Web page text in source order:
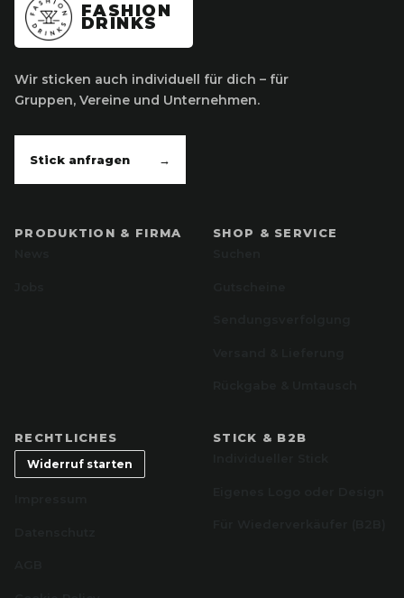
FASHION
DRINKS
Wir sticken auch individuell für dich – für
Gruppen, Vereine und Unternehmen.
Stick anfragen →
PRODUKTION & FIRMA
SHOP & SERVICE
RECHTLICHES
Widerruf starten
STICK & B2B